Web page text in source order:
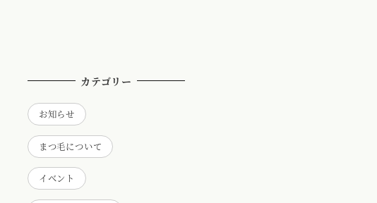
カテゴリー
お知らせ
まつ毛について
イベント